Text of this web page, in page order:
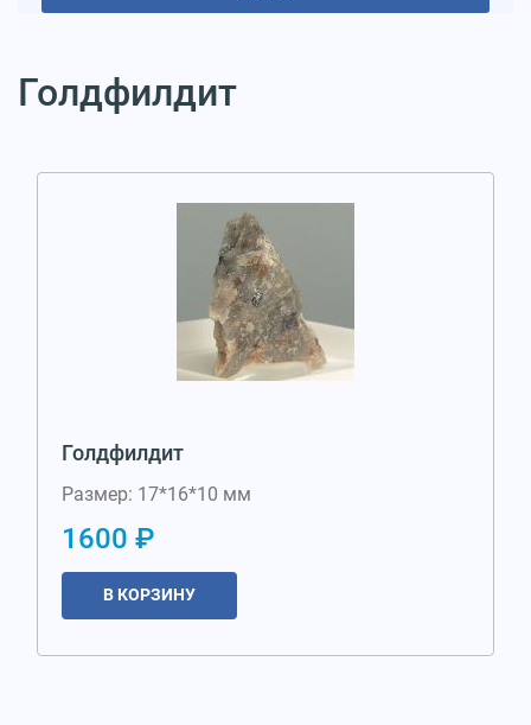
Голдфилдит
Голдфилдит
Размер: 17*16*10 мм
1600 ₽
В КОРЗИНУ